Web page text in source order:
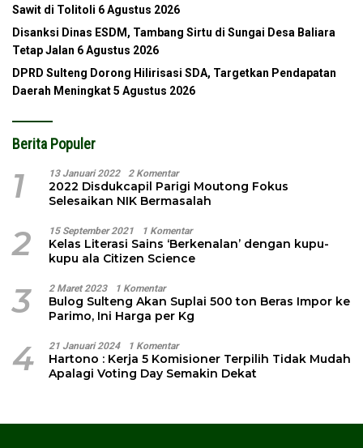
Sawit di Tolitoli 6 Agustus 2026
Disanksi Dinas ESDM, Tambang Sirtu di Sungai Desa Baliara
Tetap Jalan 6 Agustus 2026
DPRD Sulteng Dorong Hilirisasi SDA, Targetkan Pendapatan
Daerah Meningkat5 Agustus 2026
Berita Populer
1 13 Januari 2022 2 Komentar
2022 Disdukcapil Parigi Moutong Fokus
Selesaikan NIK Bermasalah
2 15 September 2021 1 Komentar
Kelas Literasi Sains ‘Berkenalan’ dengan kupu-
kupu ala Citizen Science
3 2 Maret 2023 1 Komentar
Bulog Sulteng Akan Suplai 500 ton Beras Impor ke
Parimo, Ini Harga per Kg
4 21 Januari 2024 1 Komentar
Hartono : Kerja 5 Komisioner Terpilih Tidak Mudah
Apalagi Voting Day Semakin Dekat